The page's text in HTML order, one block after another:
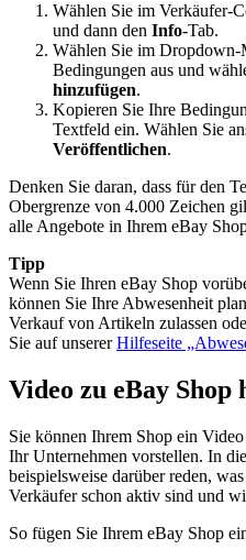
Wählen Sie im Verkäufer-
und dann den Info-Tab.
Wählen Sie im Dropdown-
Bedingungen aus und
hinzufügen.
Kopieren Sie Ihre
Textfeld ein. Wählen Sie
Veröffentlichen.
Denken Sie daran, dass für den
Obergrenze von 4.000 Zeichen
alle Angebote in Ihrem eBay
Tipp
Wenn Sie Ihren eBay Shop
können Sie Ihre Abwesenheit
Verkauf von Artikeln zulassen
Sie auf unsererHilfeseite
Video zu eBay Shop
Sie können Ihrem Shop ein
Ihr Unternehmen vorstellen. In
beispielsweise darüber reden,
Verkäufer schon aktiv sind und
So fügen Sie Ihrem eBay Shop